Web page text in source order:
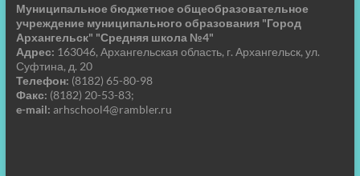
Муниципальное бюджетное общеобразовательное
учреждение муниципального образования "Город
Архангельск" "Средняя школа №4"
Адрес: 163046, Архангельская область, г. Архангельск, ул.
Суфтина, д. 20
Телефон: (8182) 65-80-98
Факс: (8182) 20-53-83;
e-mail: arhschool4@rambler.ru